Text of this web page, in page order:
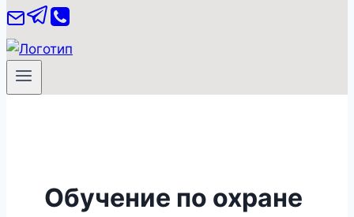
Обучение по охране